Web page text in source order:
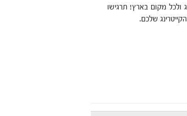
ולכל מקום בארץ! תרגישו
שלכם.